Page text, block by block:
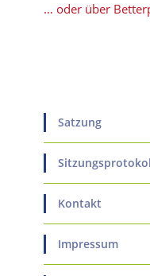
… oder über
Satzung
Kontakt
Impressum